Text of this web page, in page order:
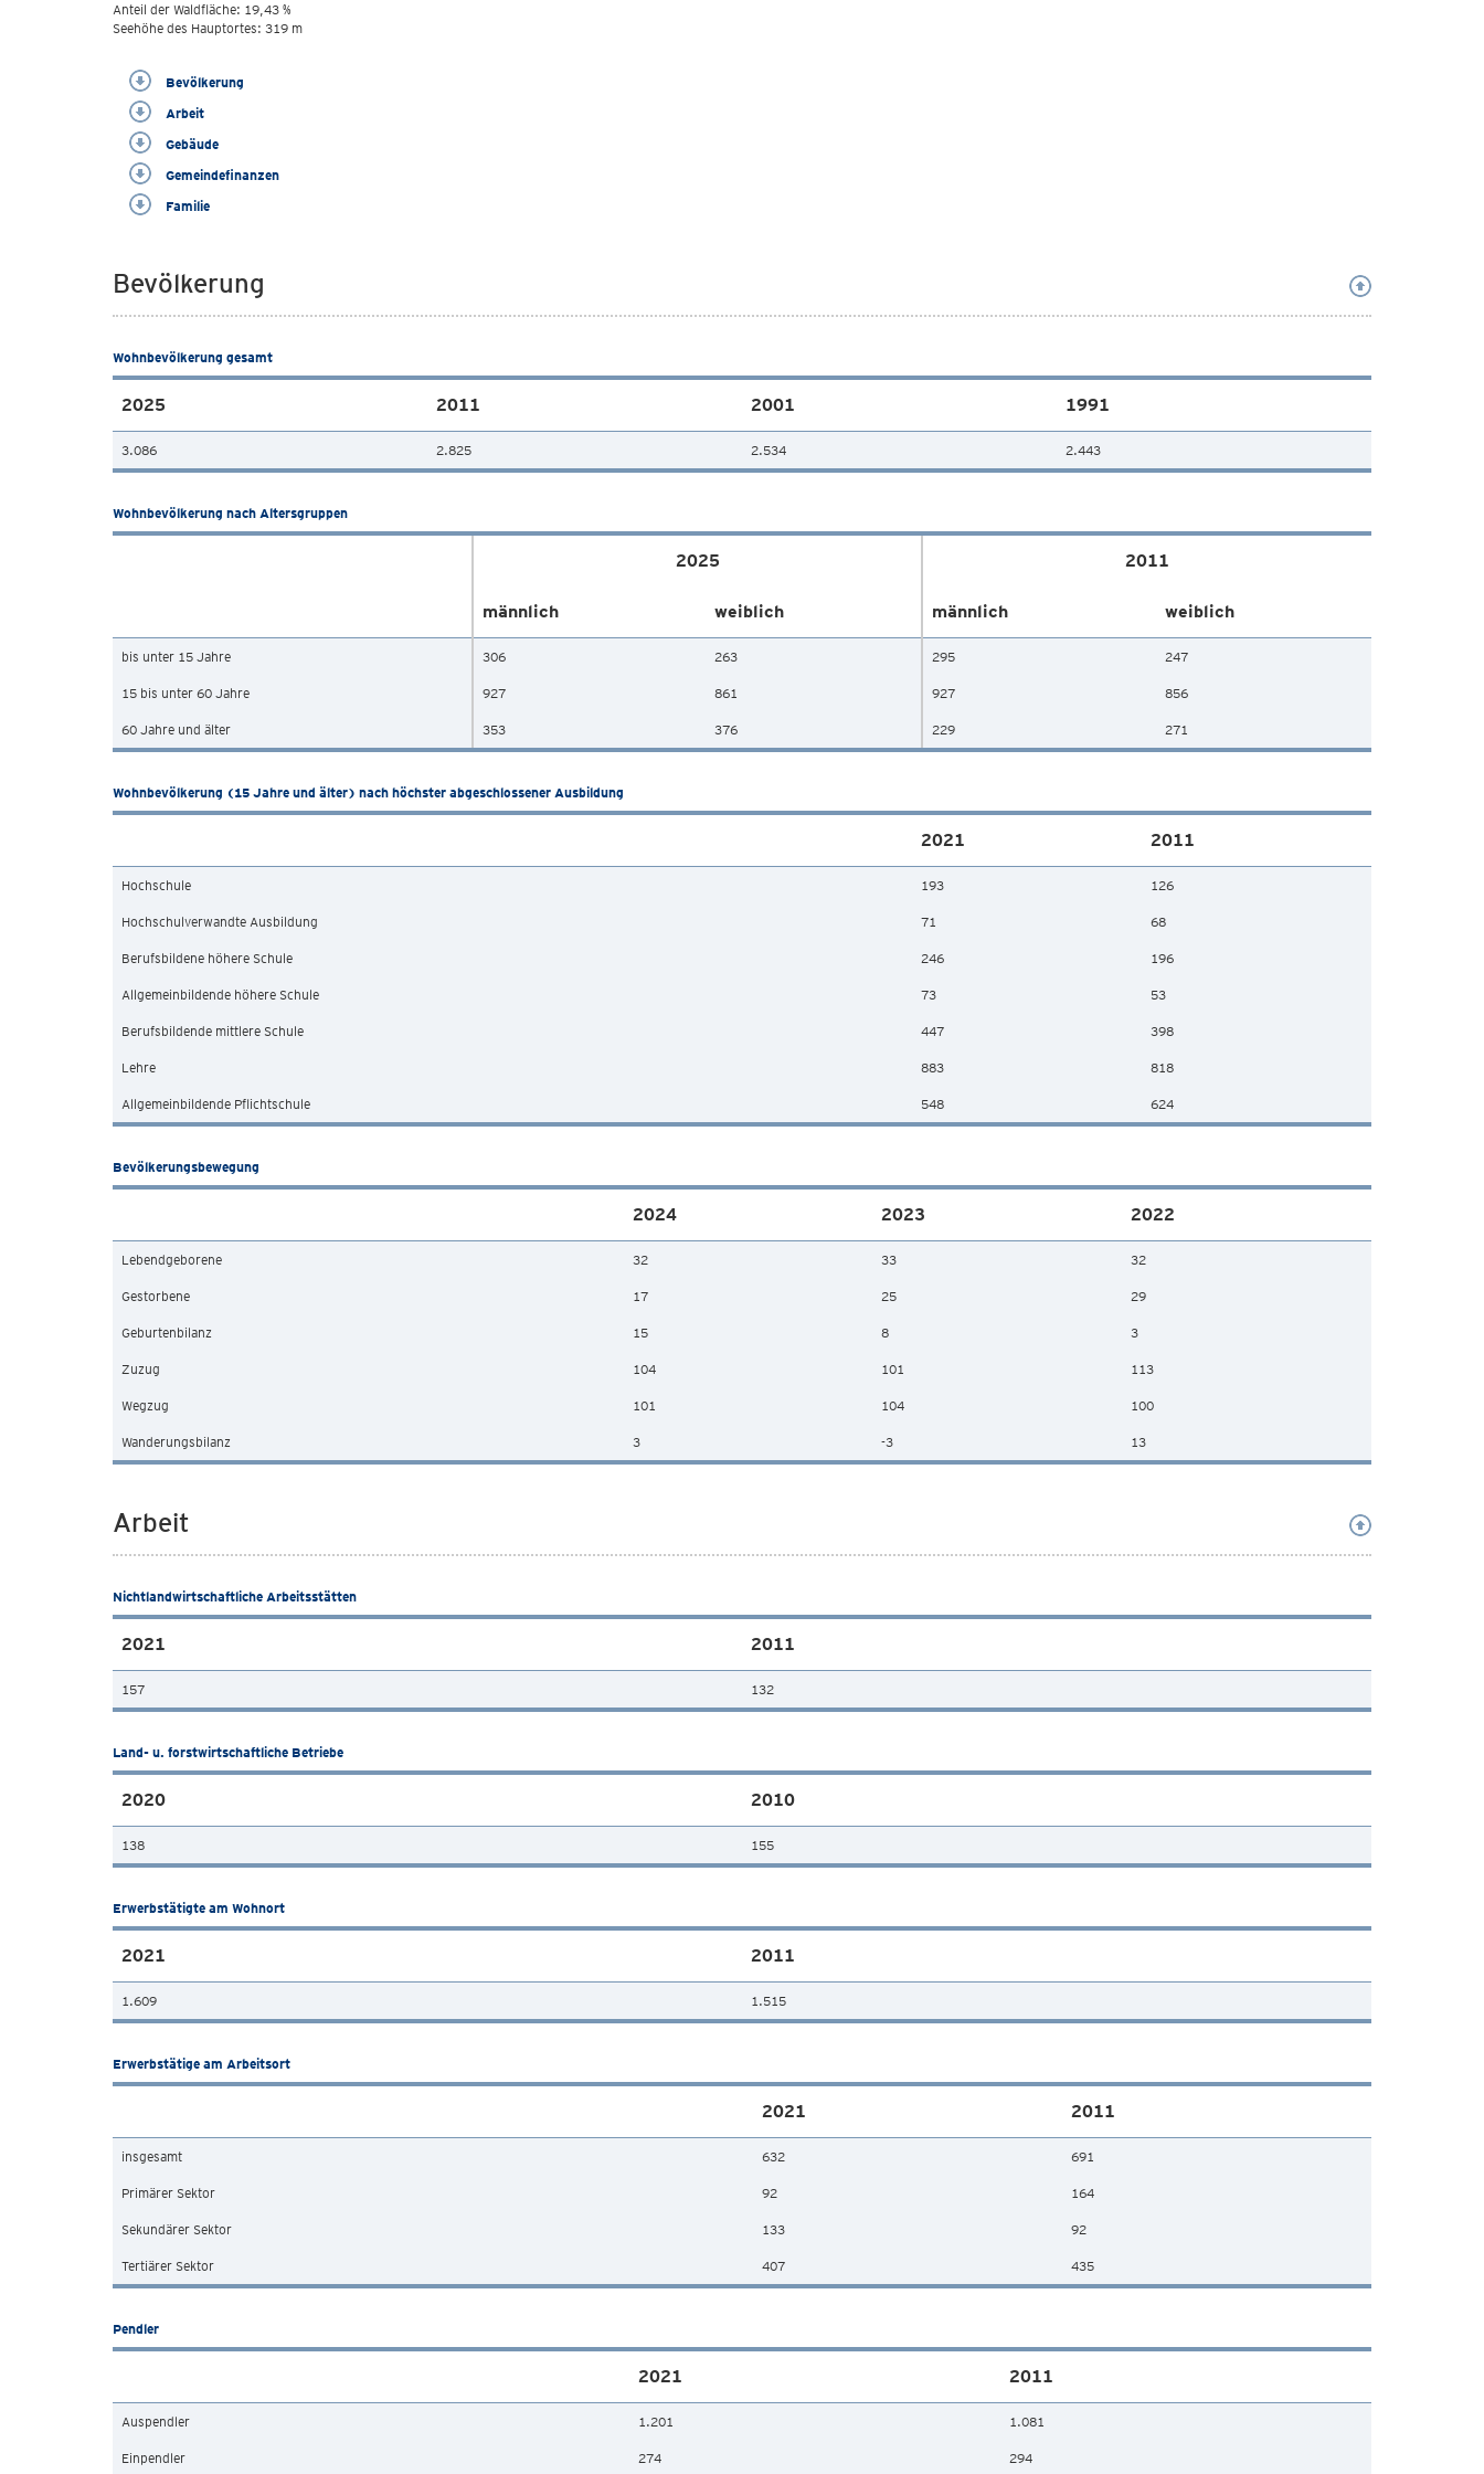
Anteil der Waldfläche: 19,43 %
Seehöhe des Hauptortes: 319 m
Bevölkerung
Arbeit
Gebäude
Gemeindefinanzen
Familie
Bevölkerung
Wohnbevölkerung gesamt
2025 2011 2001 1991
3.086 2.825 2.534 2.443
Wohnbevölkerung nach Altersgruppen
2025 2011
männlich weiblich männlich weiblich
bis unter 15 Jahre 306 263 295 247
15 bis unter 60 Jahre 927 861 927 856
60 Jahre und älter 353 376 229 271
Wohnbevölkerung (15 Jahre und älter) nach höchster abgeschlossener Ausbildung
2021 2011
Hochschule 193 126
Hochschulverwandte Ausbildung 71 68
Berufsbildene höhere Schule 246 196
Allgemeinbildende höhere Schule 73 53
Berufsbildende mittlere Schule 447 398
Lehre 883 818
Allgemeinbildende Pflichtschule 548 624
Bevölkerungsbewegung
2024 2023 2022
Lebendgeborene 32 33 32
Gestorbene 17 25 29
Geburtenbilanz 15 8 3
Zuzug 104 101 113
Wegzug 101 104 100
Wanderungsbilanz 3 -3 13
Arbeit
Nichtlandwirtschaftliche Arbeitsstätten
2021 2011
157 132
Land- u. forstwirtschaftliche Betriebe
2020 2010
138 155
Erwerbstätigte am Wohnort
2021 2011
1.609 1.515
Erwerbstätige am Arbeitsort
2021 2011
insgesamt 632 691
Primärer Sektor 92 164
Sekundärer Sektor 133 92
Tertiärer Sektor 407 435
Pendler
2021 2011
Auspendler 1.201 1.081
Einpendler 274 294